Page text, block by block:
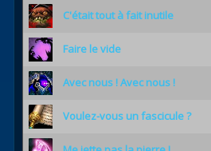
C'était tout à fait inutile
Faire le vide
Avec nous ! Avec nous !
Voulez-vous un fascicule ?